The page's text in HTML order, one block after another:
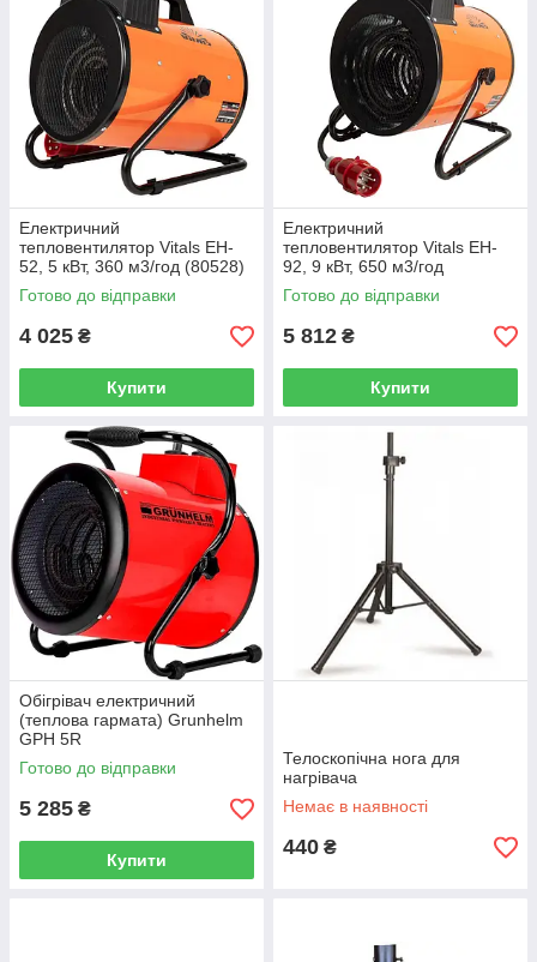
Електричний
тепловентилятор Vitals EH-
52, 5 кВт, 360 м3/год (80528)
Готово до відправки
4 025 ₴
Купити
Електричний
тепловентилятор Vitals EH-
92, 9 кВт, 650 м3/год
(80529N)
Готово до відправки
5 812 ₴
Купити
Обігрівач електричний
(теплова гармата) Grunhelm
GPH 5R
Готово до відправки
5 285 ₴
Купити
Телоскопічна нога для
нагрівача
Немає в наявності
440 ₴